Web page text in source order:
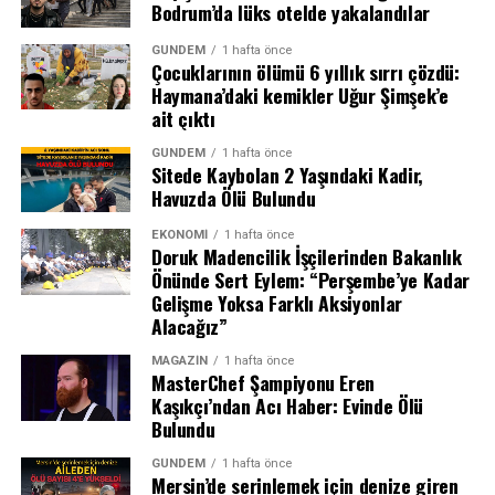
Göç Dalgasının Ardındaki Tetikleyici:
Mahkeme Kararı ve Dezenformasyon
Peki on binlerce insanı bir anda Ceuta’ya yönelten
neydi? İspanyol istihbarat kaynaklarına göre, olayın
fitilini ateşleyen şey, İspanyol Yüksek Mahkemesi’nin
deniz yoluyla gelen göçmenlerin derhal sınır dışı
edilemeyeceğine dair bir kararıydı.
REKLAM
Ambulans Olay Yerine Sevk Edildi,
Hastanede Tüm Çabalar Yetersiz Kaldı
Çevredekilerin ihbarı üzerine bölgeye sağlık ekipleri sevk
edildi. Ağır yaralanan Karaçizmeli, ambulansla Bozova
Bodrum’da lüks otelde yakalandılar
GÜNDEM 1 hafta önce
Çocuklarının ölümü 6 yıllık sırrı çözdü:
Haymana’daki kemikler Uğur Şimşek’e
ait çıktı
GÜNDEM 1 hafta önce
Sitede Kaybolan 2 Yaşındaki Kadir,
Havuzda Ölü Bulundu
EKONOMI 1 hafta önce
Doruk Madencilik İşçilerinden Bakanlık
Önünde Sert Eylem: “Perşembe’ye Kadar
Gelişme Yoksa Farklı Aksiyonlar
Alacağız”
MAGAZIN 1 hafta önce
MasterChef Şampiyonu Eren
Kaşıkçı’ndan Acı Haber: Evinde Ölü
Bulundu
GÜNDEM 1 hafta önce
Mersin’de serinlemek için denize giren